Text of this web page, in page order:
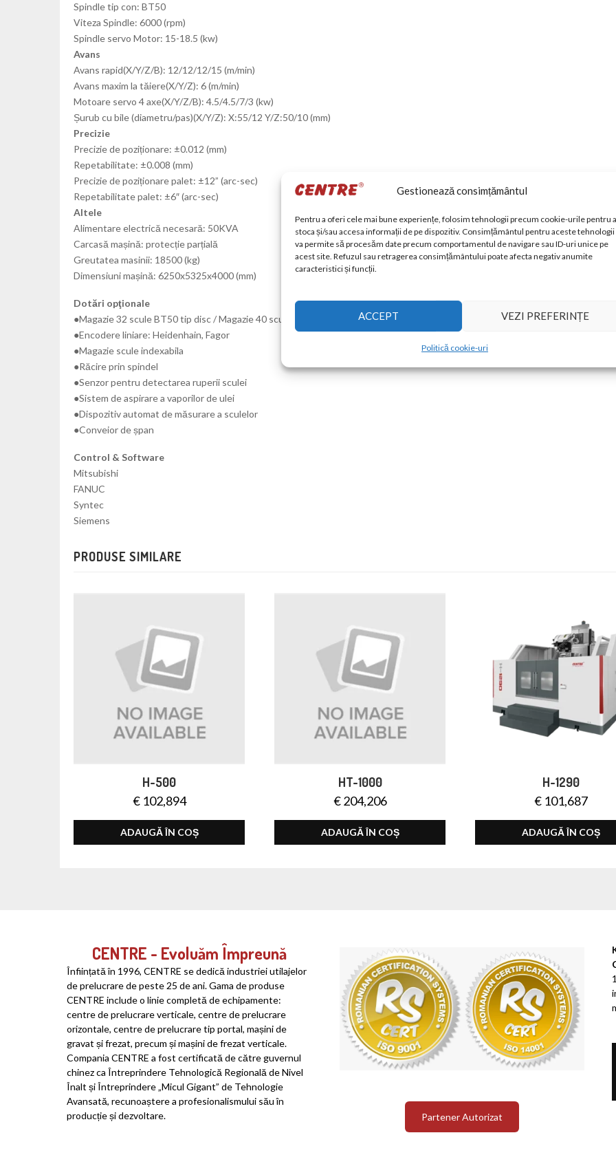
Gestionează consimțământul
Pentru a oferi cele mai bune experiențe, folosim tehnologii precum cookie-urile pentru a
stoca și/sau accesa informații de pe dispozitiv. Consimțământul pentru aceste tehnologii
va permite să procesăm date precum comportamentul de navigare sau ID-uri unice pe
acest site. Refuzul sau retragerea consimțământului poate afecta negativ anumite
caracteristici și funcții.
ACCEPT VEZI PREFERINȚE
Politică cookie-uri
Spindle tip con: BT50
Viteza Spindle: 6000 (rpm)
Spindle servo Motor: 15-18.5 (kw)
Avans
Avans rapid(X/Y/Z/B): 12/12/12/15 (m/min)
Avans maxim la tăiere(X/Y/Z): 6 (m/min)
Motoare servo 4 axe(X/Y/Z/B): 4.5/4.5/7/3 (kw)
Șurub cu bile (diametru/pas)(X/Y/Z): X:55/12 Y/Z:50/10 (mm)
Precizie
Precizie de poziționare: ±0.012 (mm)
Repetabilitate: ±0.008 (mm)
Precizie de poziționare palet: ±12” (arc-sec)
Repetabilitate palet: ±6″ (arc-sec)
Altele
Alimentare electrică necesară: 50KVA
Carcasă mașină: protecție parțială
Greutatea masinii: 18500 (kg)
Dimensiuni mașină: 6250x5325x4000 (mm)
Dotări opţionale
●Magazie 32 scule BT50 tip disc / Magazie 40 scule, BT50, tip șină (Runway Type)
●Encodere liniare: Heidenhain, Fagor
●Magazie scule indexabila
●Răcire prin spindel
●Senzor pentru detectarea ruperii sculei
●Sistem de aspirare a vaporilor de ulei
●Dispozitiv automat de măsurare a sculelor
●Conveior de șpan
Control & Software
Mitsubishi
FANUC
Syntec
Siemens
PRODUSE SIMILARE
H-500
€102,894
ADAUGĂ ÎN COȘ
HT-1000
€204,206
ADAUGĂ ÎN COȘ
H-1290
€101,687
ADAUGĂ ÎN COȘ
CENTRE - Evoluăm Împreună
Înființată în 1996, CENTRE se dedică industriei utilajelor
de prelucrare de peste 25 de ani. Gama de produse
CENTRE include o linie completă de echipamente:
centre de prelucrare verticale, centre de prelucrare
orizontale, centre de prelucrare tip portal, mașini de
gravat și frezat, precum și mașini de frezat verticale.
Compania CENTRE a fost certificată de către guvernul
chinez ca Întreprindere Tehnologică Regională de Nivel
Înalt și Întreprindere „Micul Gigant” de Tehnologie
Avansată, recunoaștere a profesionalismului său în
producție și dezvoltare.
Partener Autorizat